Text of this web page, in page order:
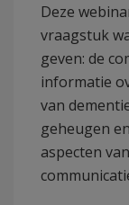
Deze
vraagstuk
geven: de
informatie
van
geheugen
aspecten